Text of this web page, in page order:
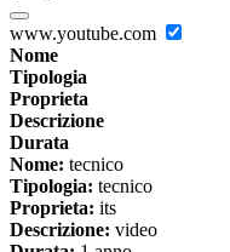
www.youtube.com
Nome
Tipologia
Proprieta
Descrizione
Durata
Nome: tecnico
Tipologia: tecnico
Proprieta: its
Descrizione: video